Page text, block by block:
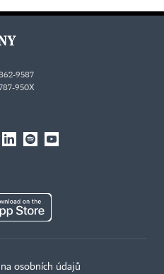
9587
950X
osobních údajů